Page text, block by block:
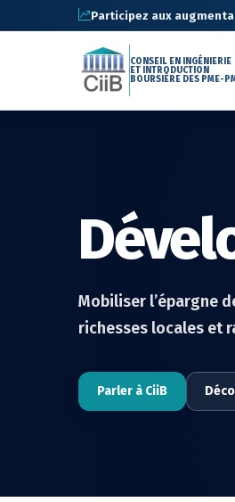
Participez aux
CONSEIL EN INGÉNIERIE
ET INTRODUCTION
BOURSIÈRE DES PME-
Mobiliser l’épargne
richesses locales et
Parler à CiiB